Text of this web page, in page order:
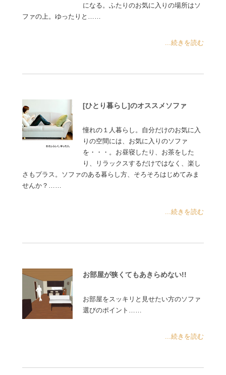
になる。ふたりのお気に入りの場所はソ
ファの上。ゆったりと……
...続きを読む
[ひとり暮らし]のオススメソファ
憧れの１人暮らし。自分だけのお気に入
りの空間には、お気に入りのソファ
を・・・。お昼寝したり、お茶をした
り、リラックスするだけではなく、楽し
さもプラス。ソファのある暮らし方、そろそろはじめてみま
せんか？……
...続きを読む
お部屋が狭くてもあきらめない!!
お部屋をスッキリと見せたい方のソファ
選びのポイント……
...続きを読む